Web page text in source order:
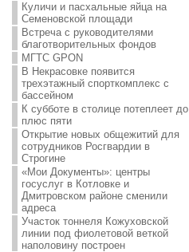
Куличи и пасхальные яйца на
Семеновской площади
Встреча с руководителями
благотворительных фондов
МГТС GPON
В Некрасовке появится
трехэтажный спорткомплекс с
бассейном
К субботе в столице потеплеет до
плюс пяти
Открытие новых общежитий для
сотрудников Росгвардии в
Строгине
«Мои Документы»: центры
госуслуг в Котловке и
Дмитровском районе сменили
адреса
Участок тоннеля Кожуховской
линии под фиолетовой веткой
наполовину построен